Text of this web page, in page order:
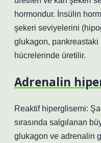
hormondur. İnsülin
şekeri seviyelerini
glukagon, pankreastaki
hücrelerinde üretilir.
Adrenalin
Reaktif hiperglisemi:
sırasında salgılanan
glukagon ve adrenalin